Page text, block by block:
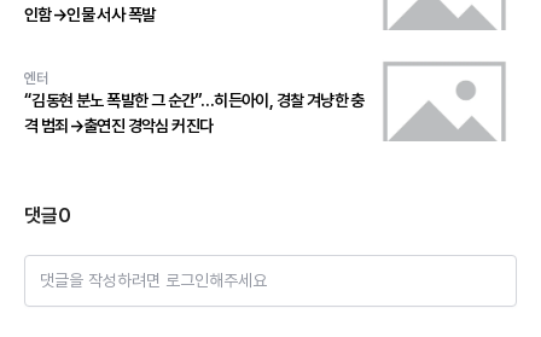
인함→인물 서사 폭발
엔터
“김동현 분노 폭발한 그 순간”…히든아이, 경찰 겨냥한 충
격 범죄→출연진 경악심 커진다
댓글0
댓글을 작성하려면 로그인해주세요